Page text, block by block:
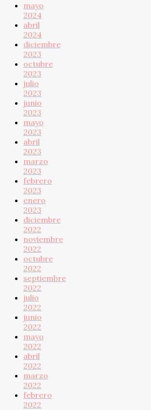
mayo
2024
abril
2024
diciembre
2023
octubre
2023
julio
2023
junio
2023
mayo
2023
abril
2023
marzo
2023
febrero
2023
enero
2023
diciembre
2022
noviembre
2022
octubre
2022
septiembre
2022
julio
2022
junio
2022
mayo
2022
abril
2022
marzo
2022
febrero
2022